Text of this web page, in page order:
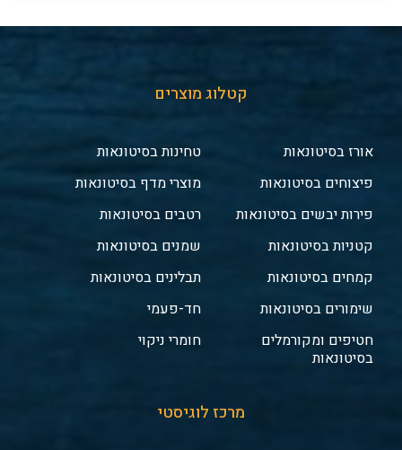
קטלוג מוצרים
אורז בסיטונאות
פיצוחים בסיטונאות
פירות יבשים בסיטונאות
קטניות בסיטונאות
קמחים בסיטונאות
שימורים בסיטונאות
חטיפים ומקורמלים
בסיטונאות
טחינות בסיטונאות
מוצרי מדף בסיטונאות
רטבים בסיטונאות
שמנים בסיטונאות
תבלינים בסיטונאות
חד-פעמי
חומרי ניקוי
מרכז לוגיסטי